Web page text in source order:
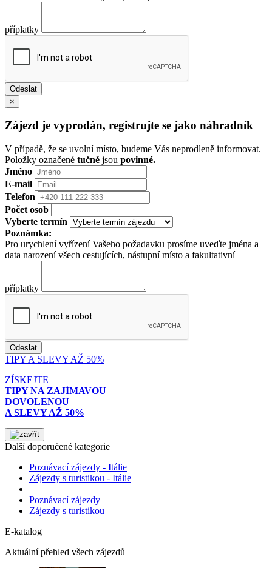
příplatky
×
Zájezd je vyprodán, registrujte se jako náhradník
V případě, že se uvolní místo, budeme Vás neprodleně informovat.
Položky označené tučně jsou povinné.
Jméno
E-mail
Telefon
Počet osob
Vyberte termín
Poznámka:
Pro urychlení vyřízení Vašeho požadavku prosíme uveďte jména a
data narození všech cestujících, nástupní místo a fakultativní
příplatky
TIPY A SLEVY AŽ 50%
ZÍSKEJTE
TIPY NA ZAJÍMAVOU
DOVOLENOU
A SLEVY AŽ 50%
Další doporučené kategorie
Poznávací zájezdy - Itálie
Zájezdy s turistikou - Itálie
Poznávací zájezdy
Zájezdy s turistikou
E-katalog
Aktuální přehled všech zájezdů